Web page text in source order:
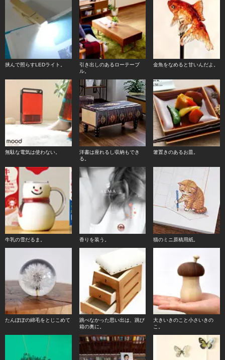
挟んで照らすLEDライト。
引き出しのあるローテーブ
ル。
金魚をなめると甘いんだよ。
無駄な電気は使わない。
洋書は座れるし収納もでき
る。
箸置きのあるお皿。
牛乳の雪だるま。 香りを装う。 猫のミニ原稿用紙。
たんぽぽの綿毛をとじこめて
跳べなかった思い出は、跳び
箱の奥に。
大きいきのこと小さいきの
こ。